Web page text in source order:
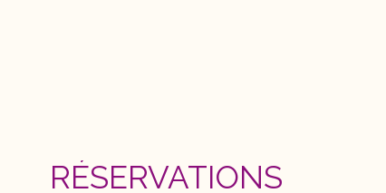
RÉSERVATIONS